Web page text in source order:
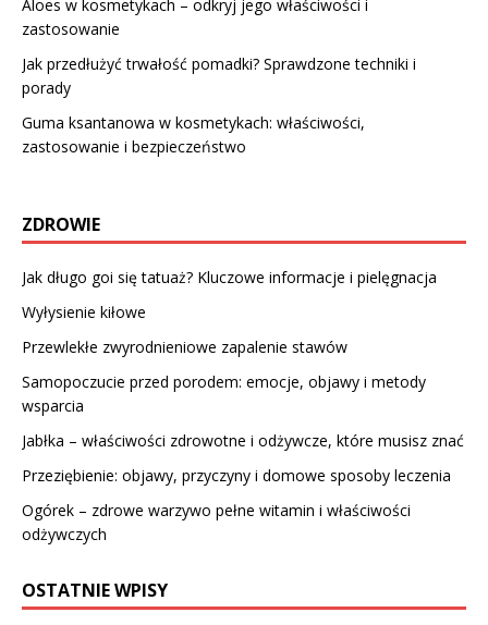
Aloes w kosmetykach – odkryj jego właściwości i
zastosowanie
Jak przedłużyć trwałość pomadki? Sprawdzone techniki i
porady
Guma ksantanowa w kosmetykach: właściwości,
zastosowanie i bezpieczeństwo
ZDROWIE
Jak długo goi się tatuaż? Kluczowe informacje i pielęgnacja
Wyłysienie kiłowe
Przewlekłe zwyrodnieniowe zapalenie stawów
Samopoczucie przed porodem: emocje, objawy i metody
wsparcia
Jabłka – właściwości zdrowotne i odżywcze, które musisz znać
Przeziębienie: objawy, przyczyny i domowe sposoby leczenia
Ogórek – zdrowe warzywo pełne witamin i właściwości
odżywczych
OSTATNIE WPISY